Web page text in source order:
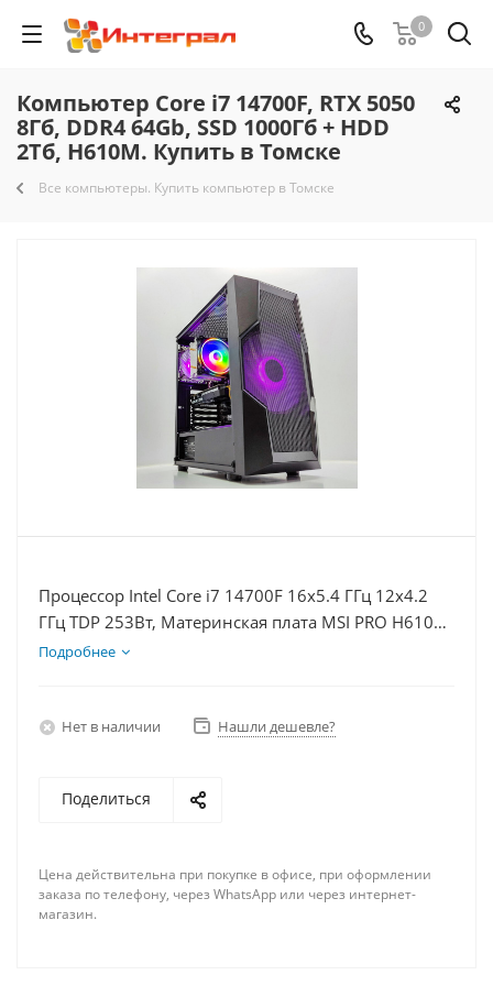
0
Компьютер Core i7 14700F, RTX 5050
8Гб, DDR4 64Gb, SSD 1000Гб + HDD
2Тб, H610M. Купить в Томске
Все компьютеры. Купить компьютер в Томске
Процессор Intel Core i7 14700F 16x5.4 ГГц 12x4.2
ГГц TDP 253Вт, Материнская плата MSI PRO H610M-
E, Видеокарта RTX 5050 8Гб, Память DDR4 64Gb,
Подробнее
Нет в наличии Нашли дешевле?
Поделиться
Цена действительна при покупке в офисе, при оформлении
заказа по телефону, через WhatsApp или через интернет-
магазин.